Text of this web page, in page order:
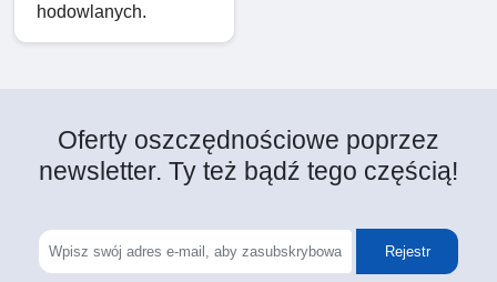
hodowlanych.
Oferty oszczędnościowe poprzez
newsletter. Ty też bądź tego częścią!
Rejestr